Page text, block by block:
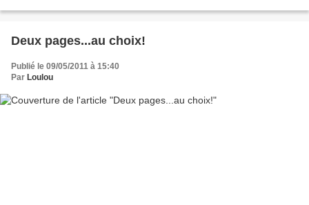
Deux pages...au choix!
Publié le 09/05/2011 à 15:40
Par Loulou